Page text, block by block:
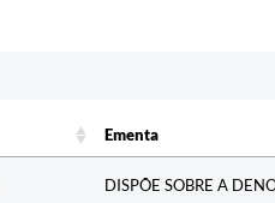
Ementa
DISPÕE SOBRE A